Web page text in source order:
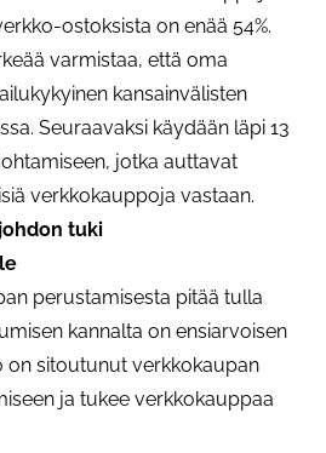
ostoksista on enää 54%.
varmistaa, että oma
kansainvälisten
Seuraavaksi käydään läpi 13
jotka auttavat
verkkokauppoja vastaan.
tuki
perustamisesta pitää tulla
kannalta on ensiarvoisen
on sitoutunut verkkokaupan
ja tukee verkkokauppaa